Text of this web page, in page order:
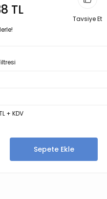
TL
Tavsiye Et
+ KDV
Sepete Ekle